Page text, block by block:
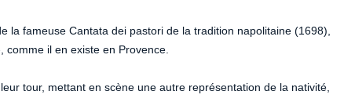
la fameuse Cantata dei pastori de la tradition napolitaine (1698),
il en existe en Provence.
tour, mettant en scène une autre représentation de la nativité,